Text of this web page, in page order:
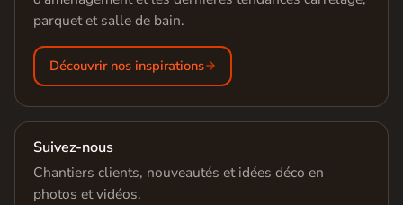
parquet et salle de bain.
Découvrir nos inspirations
Suivez-nous
Chantiers clients, nouveautés et idées déco en
photos et vidéos.